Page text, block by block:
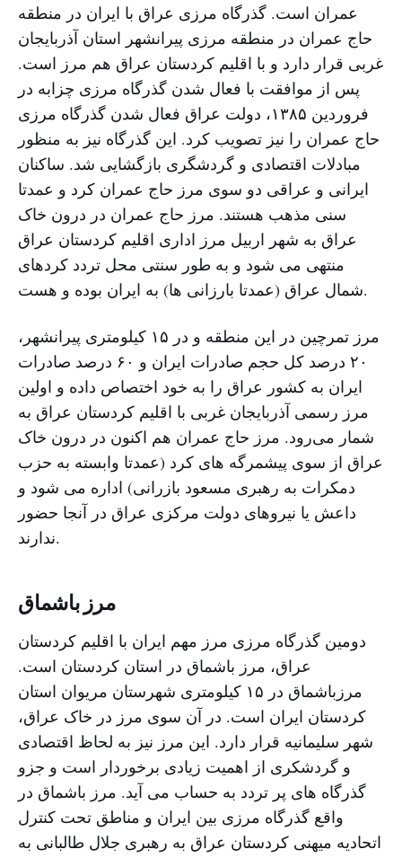
عمران است. گذرگاه مرزى عراق با ایران در منطقه
حاج عمران در منطقه مرزى پیرانشهر استان آذربایجان
غربى قرار دارد و با اقلیم کردستان عراق هم مرز است.
پس از موافقت با فعال شدن گذرگاه مرزى چزابه در
فروردین ١٣٨۵، دولت عراق فعال شدن گذرگاه مرزى
حاج عمران را نیز تصویب کرد. این گذرگاه نیز به منظور
مبادلات اقتصادى و گردشگرى بازگشایى شد. ساکنان
ایرانی و عراقی دو سوی مرز حاج عمران کرد و عمدتا
سنی مذهب هستند. مرز حاج عمران در درون خاک
عراق به شهر اربیل مرز اداری اقلیم کردستان عراق
منتهی می شود و به طور سنتی محل تردد کردهای
شمال عراق (عمدتا بارزانی ها) به ایران بوده و هست.
مرز تمرچین در این منطقه و در ۱۵ کیلومتری پیرانشهر،
۲۰ درصد کل حجم صادرات ایران و ۶۰ درصد صادرات
ایران به کشور عراق را به خود اختصاص داده و اولین
مرز رسمی آذربایجان غربی با اقلیم کردستان عراق به
شمار می‌رود. مرز حاج عمران هم اکنون در درون خاک
عراق از سوی پیشمرگه های کرد (عمدتا وابسته به حزب
دمکرات به رهبری مسعود بازرانی) اداره می شود و
داعش یا نیروهای دولت مرکزی عراق در آنجا حضور
ندارند.
مرز باشماق
دومین گذرگاه مرزی مرز مهم ایران با اقلیم کردستان
عراق، مرز باشماق در استان کردستان است.
مرزباشماق در ١۵ کیلومترى شهرستان مریوان استان
کردستان ایران است. در آن سوى مرز در خاک عراق،
شهر سلیمانیه قرار دارد. این مرز نیز به لحاظ اقتصادى
و گردشکرى از اهمیت زیادى برخوردار است و جزو
گذرگاه هاى پر تردد به حساب مى آید. مرز باشماق در
واقع گذرگاه مرزی بین ایران و مناطق تحت کنترل
اتحادیه میهنی کردستان عراق به رهبری جلال طالبانی به